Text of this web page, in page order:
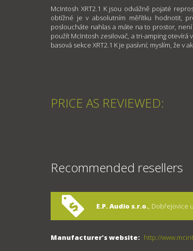
McIntosh XRT2.1 K jsou odvážně pojaté
obtížné je v absolutním měřítku hodnotit,
posloucháte nahlas a máte na to prostor,
použít McIntosh zesilovač, a tri-amping otevírá
basová sekce XRT2.1 K je pasívní; myslím, že v
PRICE AS REVIEWED:
Recommended resellers
E.P. Audio s.r.o., Dobřejovice
Manufacturer's website: http://